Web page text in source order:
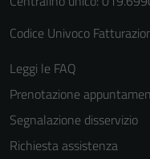
Codice Univoco
Leggi le FAQ
Prenotazione
Segnalazione disservizio
Richiesta assistenza